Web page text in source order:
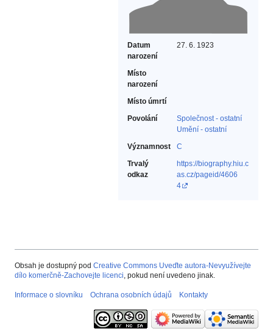
Datum
narození
27. 6. 1923
Místo
narození
Místo úmrtí
Povolání
Společnost - ostatní‎
Umění - ostatní
Významnost
C
Trvalý
odkaz
https://biography.hiu.c
as.cz/pageid/4606
4
Obsah je dostupný pod Creative Commons Uveďte autora-Nevyužívejte
dílo komerčně-Zachovejte licenci, pokud není uvedeno jinak.
Informace o slovníku Ochrana osobních údajů Kontakty